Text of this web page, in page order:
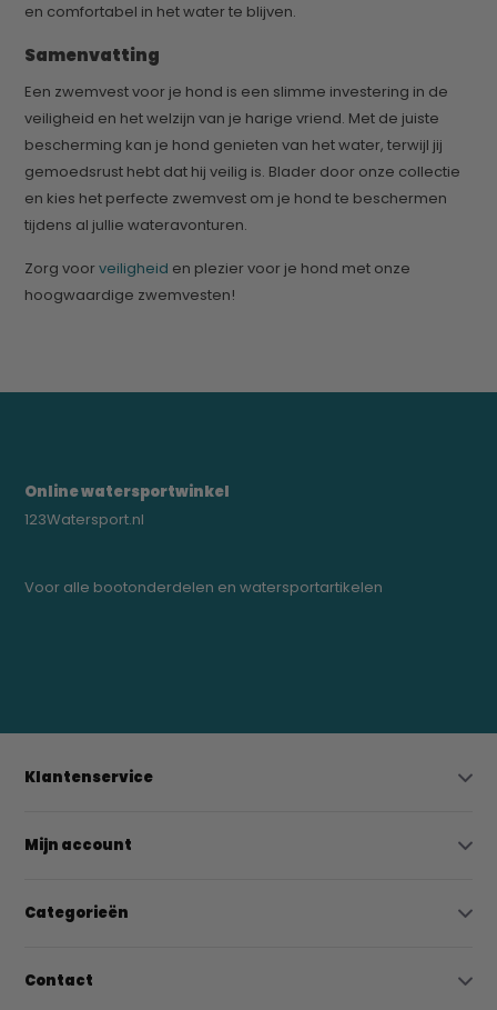
en comfortabel in het water te blijven.
Samenvatting
Een zwemvest voor je hond is een slimme investering in de
veiligheid en het welzijn van je harige vriend. Met de juiste
bescherming kan je hond genieten van het water, terwijl jij
gemoedsrust hebt dat hij veilig is. Blader door onze collectie
en kies het perfecte zwemvest om je hond te beschermen
tijdens al jullie wateravonturen.
Zorg voorveiligheid en plezier voor je hond met onze
hoogwaardige zwemvesten!
Online watersportwinkel
123Watersport.nl
Voor alle bootonderdelen en watersportartikelen
Klantenservice
Mijn account
Categorieën
Contact